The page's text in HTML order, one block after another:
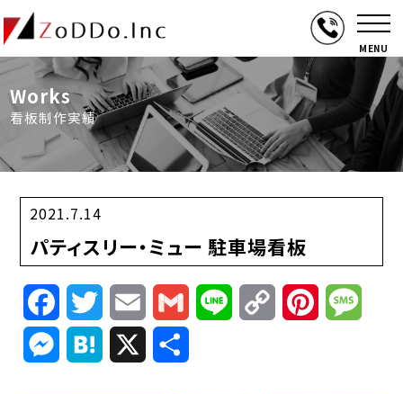
MENU
Works
看板制作実績
2021.7.14
パティスリー・ミュー 駐車場看板
FacebookTwitterEmail Gmail Line
Copy
Link
Pinterest
Messenger
Hatena